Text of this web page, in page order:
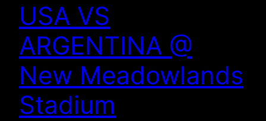
USA VS
ARGENTINA @
New Meadowlands
Stadium